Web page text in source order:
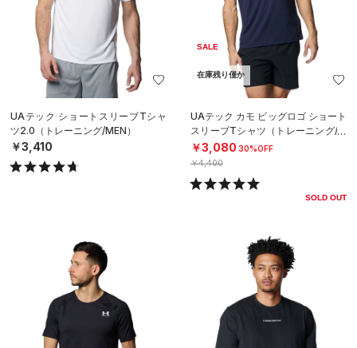
UAテック ショートスリーブTシャ
ツ2.0（トレーニング/MEN）
￥3,410
SALE
在庫残り僅か
UAテック カモ ビッグロゴ ショート
スリーブTシャツ（トレーニング/M
EN）
￥3,080 30%OFF
￥4,400
SOLD OUT